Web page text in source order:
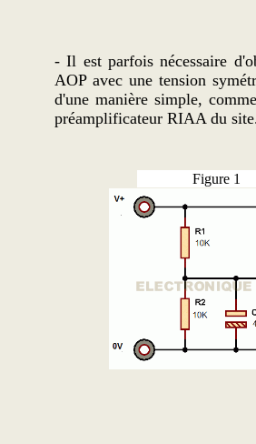
- Il est parfois nécessaire
AOP avec une tension
d'une manière simple,
préamplificateur RIAA du
Figure 1